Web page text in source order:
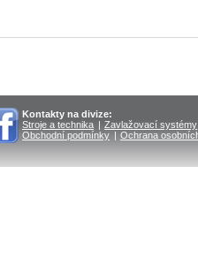
Kontakty na divize:
Stroje a technika | Zavlažovací systémy
Obchodní podmínky | Ochrana